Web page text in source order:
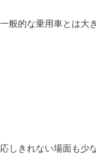
般的な乗用車とは大
しきれない場面も少